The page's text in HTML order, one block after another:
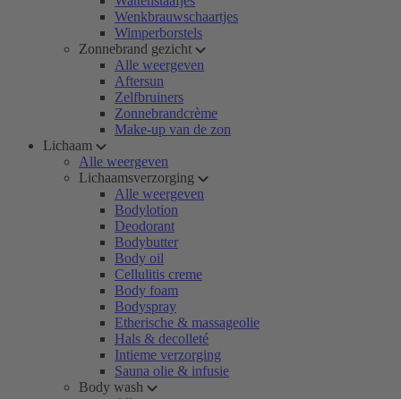
Wenkbrauwschaartjes
Wimperborstels
Zonnebrand gezicht
Alle weergeven
Aftersun
Zelfbruiners
Zonnebrandcrème
Make-up van de zon
Lichaam
Alle weergeven
Lichaamsverzorging
Alle weergeven
Bodylotion
Deodorant
Bodybutter
Body oil
Cellulitis creme
Body foam
Bodyspray
Etherische & massageolie
Hals & decolleté
Intieme verzorging
Sauna olie & infusie
Body wash